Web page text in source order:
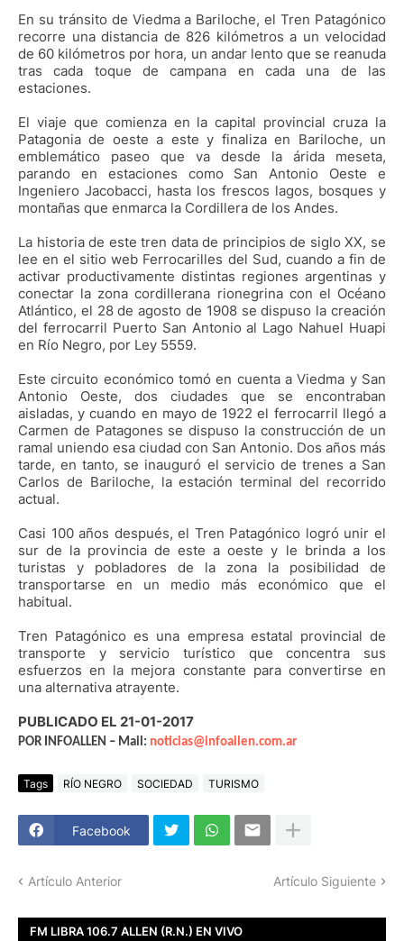
En su tránsito de Viedma a Bariloche, el Tren Patagónico
recorre una distancia de 826 kilómetros a un velocidad
de 60 kilómetros por hora, un andar lento que se reanuda
tras cada toque de campana en cada una de las
estaciones.
El viaje que comienza en la capital provincial cruza la
Patagonia de oeste a este y finaliza en Bariloche, un
emblemático paseo que va desde la árida meseta,
parando en estaciones como San Antonio Oeste e
Ingeniero Jacobacci, hasta los frescos lagos, bosques y
montañas que enmarca la Cordillera de los Andes.
La historia de este tren data de principios de siglo XX, se
lee en el sitio web Ferrocarilles del Sud, cuando a fin de
activar productivamente distintas regiones argentinas y
conectar la zona cordillerana rionegrina con el Océano
Atlántico, el 28 de agosto de 1908 se dispuso la creación
del ferrocarril Puerto San Antonio al Lago Nahuel Huapi
en Río Negro, por Ley 5559.
Este circuito económico tomó en cuenta a Viedma y San
Antonio Oeste, dos ciudades que se encontraban
aisladas, y cuando en mayo de 1922 el ferrocarril llegó a
Carmen de Patagones se dispuso la construcción de un
ramal uniendo esa ciudad con San Antonio. Dos años más
tarde, en tanto, se inauguró el servicio de trenes a San
Carlos de Bariloche, la estación terminal del recorrido
actual.
Casi 100 años después, el Tren Patagónico logró unir el
sur de la provincia de este a oeste y le brinda a los
turistas y pobladores de la zona la posibilidad de
transportarse en un medio más económico que el
habitual.
Tren Patagónico es una empresa estatal provincial de
transporte y servicio turístico que concentra sus
esfuerzos en la mejora constante para convertirse en
una alternativa atrayente.
PUBLICADO EL 21-01-2017
POR INFOALLEN – Mail: noticias@infoallen.com.ar
Tags RÍO NEGRO SOCIEDAD TURISMO
Facebook
Artículo Anterior Artículo Siguiente
FM LIBRA 106.7 ALLEN (R.N.) EN VIVO